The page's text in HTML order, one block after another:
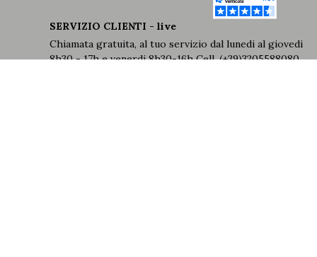
SERVIZIO CLIENTI - live
Chiamata gratuita, al tuo servizio dal lunedi al giovedi
8h30 - 17h e venerdi 8h30-16h Cell. (+39)3205588080